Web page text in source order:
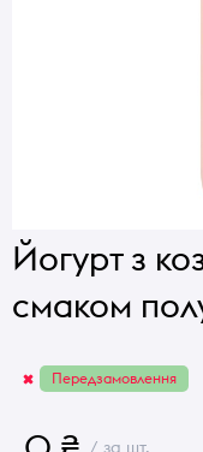
Йогурт з
смаком
Передзамовлення
/ за шт.